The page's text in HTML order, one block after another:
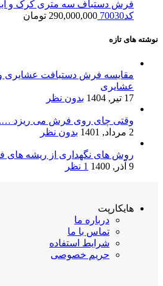
فرش دستباف سه متری کرک و
کد70030
290,000,000 تومان
نوشته های تازه
مقایسه فرش دستبافت
عشایری
17 تیر, 1404
بدون نظر
وقتی چای روی فرش می ریزد ….
2 مرداد, 1401
بدون نظر
روش های نگهداری از ریشه
9 آذر, 1400
1 نظر
هایکارپت
درباره ما
تماس با ما
شرایط استفاده
حریم خصوصی